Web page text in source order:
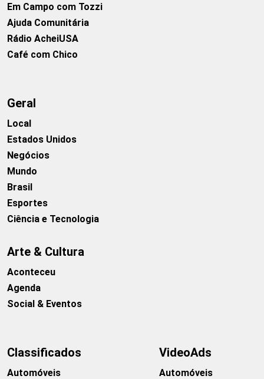
Em Campo com Tozzi
Ajuda Comunitária
Rádio AcheiUSA
Café com Chico
Geral
Local
Estados Unidos
Negócios
Mundo
Brasil
Esportes
Ciência e Tecnologia
Arte & Cultura
Aconteceu
Agenda
Social & Eventos
Classificados
Automóveis
VideoAds
Automóveis